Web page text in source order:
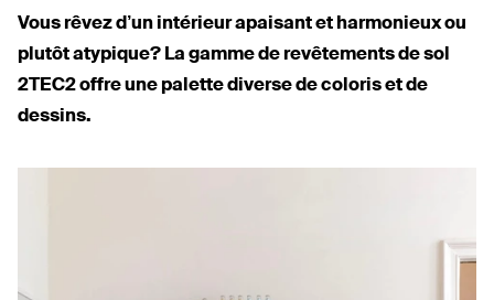
Vous rêvez d’un intérieur apaisant et har­monieux ou
plutôt atypique? La gamme de revê­tements de sol
2TEC2offre une palette diverse de coloris et de
dessins.